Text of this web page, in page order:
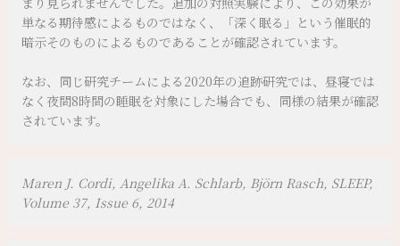
単なる期待感によるものではなく、「深く眠る」という催眠的
暗示そのものによるものであることが確認されています。
なお、同じ研究チームによる2020年の追跡研究では、昼寝では
なく夜間8時間の睡眠を対象にした場合でも、同様の結果が確認
されています。
Maren J. Cordi, Angelika A. Schlarb, Björn Rasch, SLEEP,
Volume 37, Issue 6, 2014